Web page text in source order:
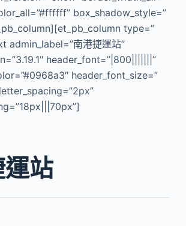
box_shadow_style=”
type=”
admin_label=”南港捷運站”
header_font=”|800|||||||”
header_font_size=”
站